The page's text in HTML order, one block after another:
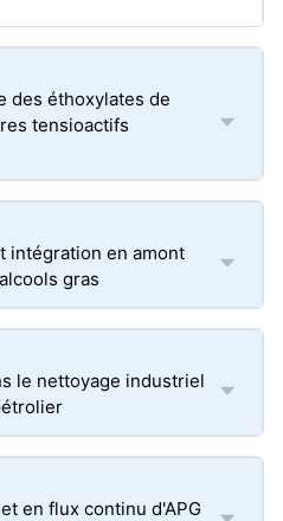
des éthoxylates de
tensioactifs
intégration en amont
gras
le nettoyage industriel
en flux continu d'APG